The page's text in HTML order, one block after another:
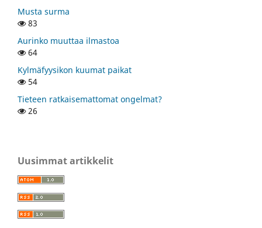
Musta surma
83
Aurinko muuttaa ilmastoa
64
Kylmäfyysikon kuumat paikat
54
Tieteen ratkaisemattomat ongelmat?
26
Uusimmat artikkelit